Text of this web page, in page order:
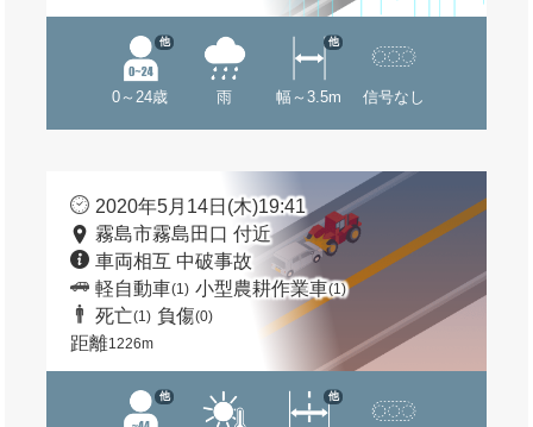
0～24歳
他
雨 幅～3.5m
他
信号なし
2020年5月14日(木)19:41
霧島市霧島田口 付近
車両相互 中破事故
軽自動車(1) 小型農耕作業車(1)
死亡(1) 負傷(0)
距離1226m
他 他